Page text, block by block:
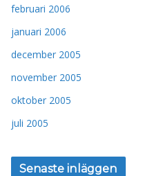
februari 2006
januari 2006
december 2005
november 2005
oktober 2005
juli 2005
Senaste inläggen